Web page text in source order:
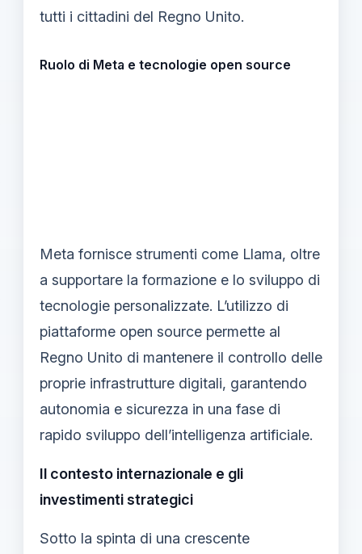
tutti i cittadini del Regno Unito.
Ruolo di Meta e tecnologie open source
Meta fornisce strumenti come Llama, oltre
a supportare la formazione e lo sviluppo di
tecnologie personalizzate. L’utilizzo di
piattaforme open source permette al
Regno Unito di mantenere il controllo delle
proprie infrastrutture digitali, garantendo
autonomia e sicurezza in una fase di
rapido sviluppo dell’intelligenza artificiale.
Il contesto internazionale e gli
investimenti strategici
Sotto la spinta di una crescente